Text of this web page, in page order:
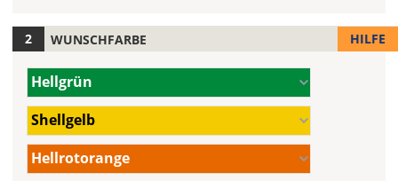
zur
Wahl.
Bei
mehrfarbigen
Aufklebern
kannst
Du
WUNSCHFARBE HILFE
Farbe/n
(Wert
1)
Hellgrün
Farbe/n
(Wert
2)
Shellgelb
Farbe/n
(Wert
Hellrotorange